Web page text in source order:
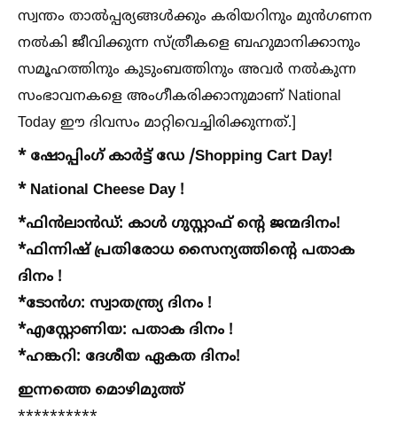
സ്വന്തം താല്‍പ്പര്യങ്ങള്‍ക്കും കരിയറിനും മുൻഗണന
നല്‍കി ജീവിക്കുന്ന സ്ത്രീകളെ ബഹുമാനിക്കാനും
സമൂഹത്തിനും കുടുംബത്തിനും അവർ നല്‍കുന്ന
സംഭാവനകളെ അംഗീകരിക്കാനുമാണ് National
Today ഈ ദിവസം മാറ്റിവെച്ചിരിക്കുന്നത്.]
* ഷോപ്പിംഗ് കാർട്ട് ഡേ /Shopping Cart Day!
* National Cheese Day !
*ഫിൻലാൻഡ്: കാള്‍ ഗുസ്റ്റാഫ് ന്റെ ജന്മദിനം!
*ഫിന്നിഷ് പ്രതിരോധ സൈന്യത്തിന്റെ പതാക
ദിനം !
*ടോൻഗ: സ്വാതന്ത്ര്യ ദിനം !
*എസ്റ്റോണിയ: പതാക ദിനം !
*ഹങ്കറി: ദേശീയ ഏകത ദിനം!
ഇന്നത്തെ മൊഴിമുത്ത്
**********